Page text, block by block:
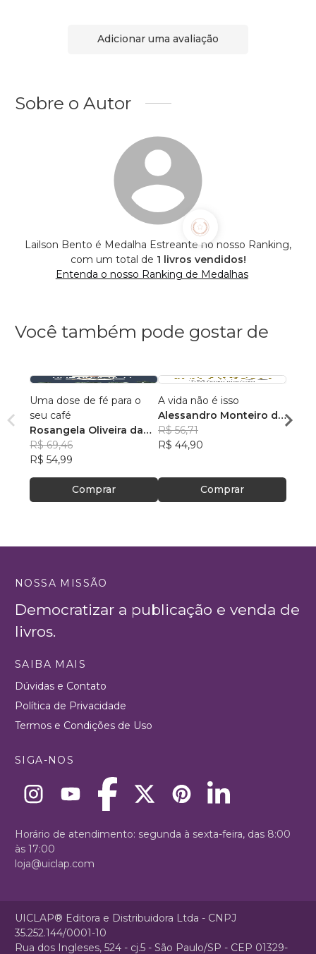
Adicionar uma avaliação
Sobre o Autor
Lailson Bento é Medalha Estreante no nosso Ranking,
com um total de 1 livros vendidos!
Entenda o nosso Ranking de Medalhas
Você também pode gostar de
Uma dose de fé para o
seu café
Rosangela Oliveira da
Silva
R$ 69,46
R$ 54,99
Comprar
A vida não é isso
Alessandro Monteiro de
Menezes
R$ 56,71
R$ 44,90
Comprar
R$
NOSSA MISSÃO
Democratizar a publicação e venda de
livros.
SAIBA MAIS
Dúvidas e Contato
Política de Privacidade
Termos e Condições de Uso
SIGA-NOS
Horário de atendimento: segunda à sexta-feira, das 8:00
às 17:00
loja@uiclap.com
UICLAP® Editora e Distribuidora Ltda - CNPJ
35.252.144/0001-10
Rua dos Ingleses, 524 - cj.5 - São Paulo/SP - CEP 01329-